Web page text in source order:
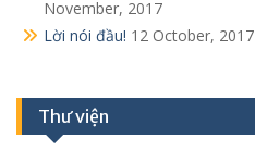
November, 2017
Lời nói đầu! 12 October, 2017
Thư viện